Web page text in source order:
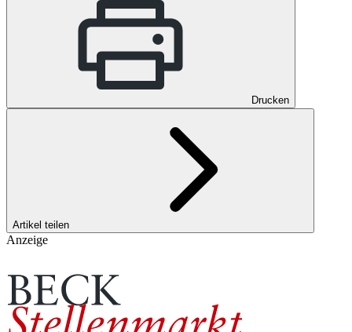
Drucken
Artikel teilen
Anzeige